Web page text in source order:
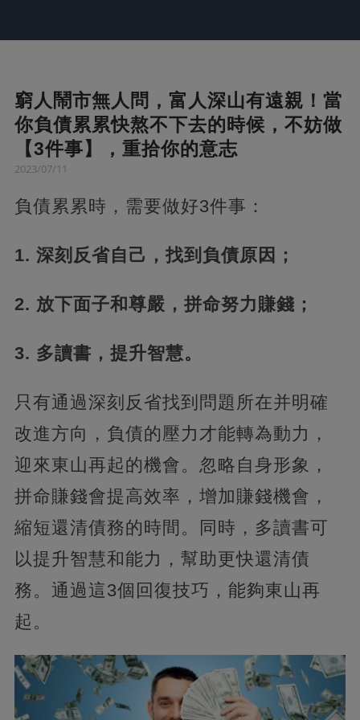
窮人鬧市無人問，富人深山有遠親！當
你負債累累快熬不下去的時候，不妨做
【3件事】，重拾你的意志
2023/07/11
負債累累時，需要做好3件事：
1. 深刻反省自己，找到負債原因；
2. 放下面子和尊嚴，拼命努力賺錢；
3. 多讀書，提升智慧。
只有通過深刻反省找到問題所在并明確
改進方向，負債的壓力才能轉為動力，
迎來東山再起的機會。忽略自身形象，
拼命賺錢會提高效率，增加賺錢機會，
縮短還清債務的時間。同時，多讀書可
以提升智慧和能力，幫助更快還清債
務。通過這3個回復技巧，能夠東山再
起。